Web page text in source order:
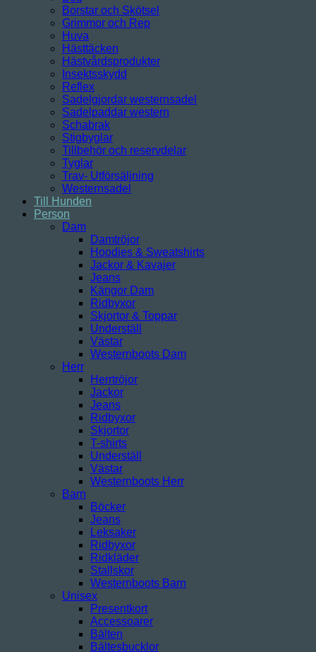
Borstar och Skötsel
Grimmor och Rep
Huva
Hästtäcken
Hästvårdsprodukter
Insektsskydd
Reflex
Sadelgjordar westernsadel
Sadelpaddar western
Schabrak
Stigbyglar
Tillbehör och reservdelar
Tyglar
Trav- Utförsäljning
Westernsadel
Till Hunden
Person
Dam
Damtröjor
Hoodies & Sweatshirts
Jackor & Kavajer
Jeans
Kängor Dam
Ridbyxor
Skjortor & Toppar
Underställ
Västar
Westernboots Dam
Herr
Herrtröjor
Jackor
Jeans
Ridbyxor
Skjortor
T-shirts
Underställ
Västar
Westernboots Herr
Barn
Böcker
Jeans
Leksaker
Ridbyxor
Ridkläder
Stallskor
Westernboots Barn
Unisex
Presentkort
Accessoarer
Bälten
Bältesbucklor